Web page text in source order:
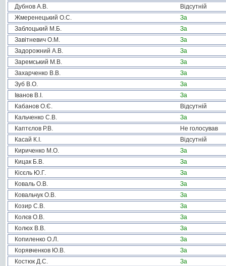
Дубнов А.В.
Відсутній
Жмеренецький О.С.
За
Заблоцький М.Б.
За
Завітневич О.М.
За
Задорожний А.В.
За
Заремський М.В.
За
Захарченко В.В.
За
Зуб В.О.
За
Іванов В.І.
За
Кабанов О.Є.
Відсутній
Кальченко С.В.
За
Каптєлов Р.В.
Не голосував
Касай К.І.
Відсутній
Кириченко М.О.
За
Кицак Б.В.
За
Кісєль Ю.Г.
За
Коваль О.В.
За
Ковальчук О.В.
За
Козир С.В.
За
Колєв О.В.
За
Колюх В.В.
За
Копиленко О.Л.
За
Корявченков Ю.В.
За
Костюк Д.С.
За